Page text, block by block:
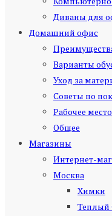
Диваны для
Домашний офис
Варианты
Уход за
Советы по
Рабочее
Общее
Магазины
Интернет-
Москва
Химки
Теплый